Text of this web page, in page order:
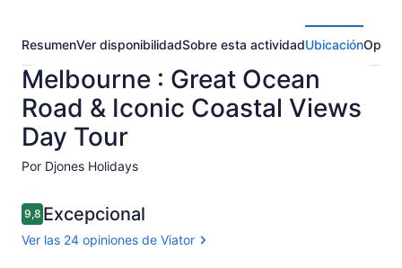
ResumenVer disponibilidadSobre esta actividadUbicación
Melbourne : Great Ocean
Road & Iconic Coastal Views
Day Tour
Por Djones Holidays
Opiniones
9,89,8 de 10
Excepcional
Ver las 24 opiniones de Viator